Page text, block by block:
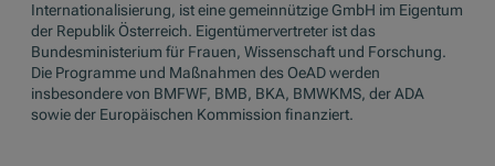
Internationalisierung, ist eine gemeinnützige GmbH im Eigentum
der Republik Österreich. Eigentümervertreter ist das
Bundesministerium für Frauen, Wissenschaft und Forschung.
Die Programme und Maßnahmen des OeAD werden
insbesondere von BMFWF, BMB, BKA, BMWKMS, der ADA
sowie der Europäischen Kommission finanziert.